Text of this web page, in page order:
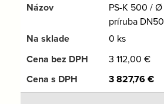
PS-K 500 /
príruba DN50
0 ks
3 112,00 €
3 827,76€